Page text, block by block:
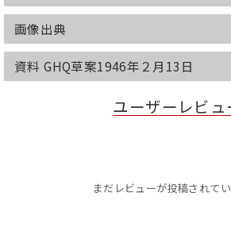
画像出典
資料 GHQ草案1946年２月13日
ユーザーレビュ
まだレビューが投稿されて